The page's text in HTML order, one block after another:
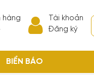
hàng
Tài khoản
Đăng ký
BIỂN BÁO